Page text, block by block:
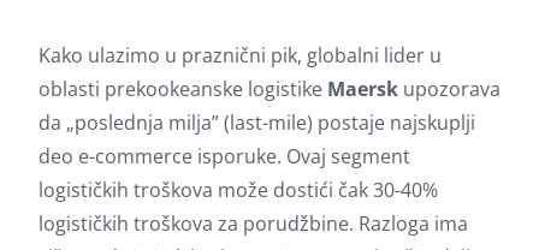
Kako ulazimo u praznični pik, globalni lider u
oblasti prekookeanske logistike Maersk upozorava
da „poslednja milja” (last-mile) postaje najskuplji
deo e-commerce isporuke. Ovaj segment
logističkih troškova može dostići čak 30-40%
logističkih troškova za porudžbine. Razloga ima